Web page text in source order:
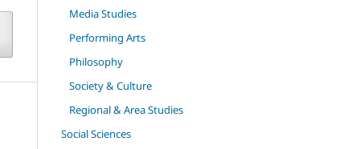
Media Studies
Performing Arts
Philosophy
Society & Culture
Regional & Area Studies
Social Sciences